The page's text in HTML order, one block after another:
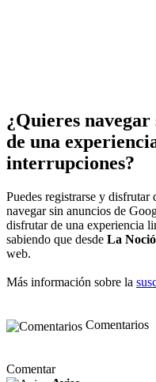
¿Quieres
de una
interrupciones?
Puedes registrarse y disfrutar
navegar sin anuncios de
disfrutar de una experiencia
sabiendo que desde La
web.
Más información sobre la
Comentarios
Comentar